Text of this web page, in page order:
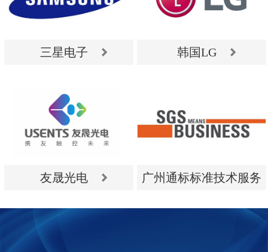
三星电子
三星电子
韩国LG
韩国LG
友晟光电
广州通标标准技术服务